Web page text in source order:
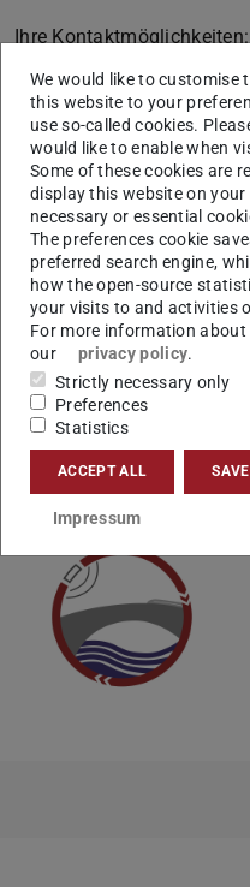
Ihre Kontaktmöglichkeiten:
Frau Regine
Frau Bettina Zielke,
Herr Roland Heinz
Sie können uns in
über unser
schnellstmöglich um Ihr
Vielen Dank.
Ihr Studienbüro
We would like to
this website to your
use so-called cookies.
would like to enable when
Some of these cookies are
display this website on
necessary or essential
The preferences cookie
preferred search engine,
how the open-source
your visits to and activities
For more information about
our
privacy policy.
Strictly necessary only
Preferences
Statistics
ACCEPT ALL
Impressum